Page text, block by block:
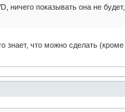
ничего показывать она не
что можно сделать